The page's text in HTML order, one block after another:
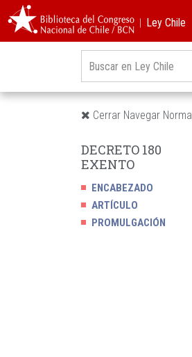
︱Ley Chile
Cerrar Navegar Norma
DECRETO 180
EXENTO
ENCABEZADO
ARTÍCULO
PROMULGACIÓN